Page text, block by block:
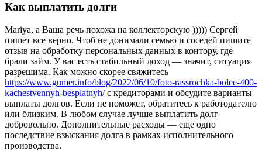
Как выплатить долги
Mariya, а Ваша речь похожа на коллекторскую ))))) Сергей
пишет все верно. Чтоб не донимали семью и соседей пишите
отзыв на обработку персональных данных в контору, где
брали займ. У вас есть стабильный доход — значит, ситуация
разрешима. Как можно скорее свяжитесь
https://www.gumer.info/blog/2022/06/10/foto-rassrochka-bolee-400-
kachestvennyh-besplatnyh/с кредиторами и обсудите варианты
выплаты долгов. Если не поможет, обратитесь к работодателю
или близким. В любом случае лучше выплатить долг
добровольно. Дополнительные расходы — еще одно
последствие взыскания долга в рамках исполнительного
производства.